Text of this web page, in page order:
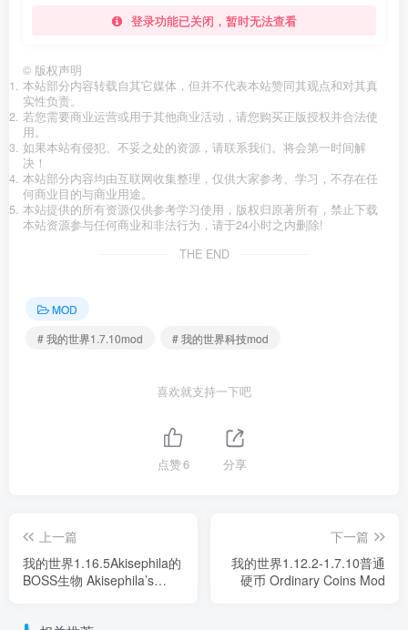
登录功能已关闭，暂时无法查看
© 版权声明
本站部分内容转载自其它媒体，但并不代表本站赞同其观点和对其真
实性负责。
若您需要商业运营或用于其他商业活动，请您购买正版授权并合法使
用。
如果本站有侵犯、不妥之处的资源，请联系我们。将会第一时间解
决！
本站部分内容均由互联网收集整理，仅供大家参考、学习，不存在任
何商业目的与商业用途。
本站提供的所有资源仅供参考学习使用，版权归原著所有，禁止下载
本站资源参与任何商业和非法行为，请于24小时之内删除!
THE END
MOD
# 我的世界1.7.10mod
# 我的世界科技mod
喜欢就支持一下吧
点赞6 分享
上一篇
我的世界1.16.5Akisephila的
BOSS生物 Akisephila’s
下一篇
我的世界1.12.2-1.7.10普通
硬币 Ordinary Coins Mod